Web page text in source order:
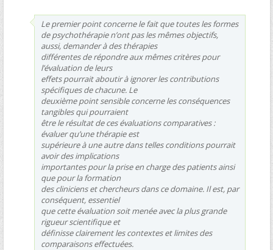
Le premier point concerne le fait que toutes les formes
de psychothérapie n’ont pas les mêmes objectifs,
aussi, demander à des thérapies
différentes de répondre aux mêmes critères pour
l’évaluation de leurs
effets pourrait aboutir à ignorer les contributions
spécifiques de chacune. Le
deuxième point sensible concerne les conséquences
tangibles qui pourraient
être le résultat de ces évaluations comparatives :
évaluer qu’une thérapie est
supérieure à une autre dans telles conditions pourrait
avoir des implications
importantes pour la prise en charge des patients ainsi
que pour la formation
des cliniciens et chercheurs dans ce domaine. Il est, par
conséquent, essentiel
que cette évaluation soit menée avec la plus grande
rigueur scientifique et
définisse clairement les contextes et limites des
comparaisons effectuées.